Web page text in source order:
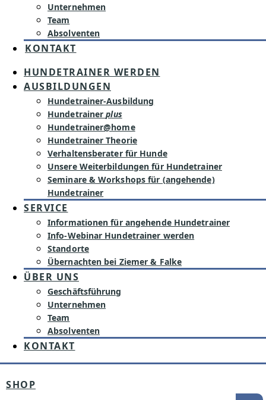
Unternehmen
Team
Absolventen
KONTAKT
HUNDETRAINER WERDEN
AUSBILDUNGEN
Hundetrainer-Ausbildung
Hundetrainerplus
Hundetrainer@home
Hundetrainer Theorie
Verhaltensberater für Hunde
Unsere Weiterbildungen für Hundetrainer
Seminare & Workshops für (angehende)
Hundetrainer
SERVICE
Informationen für angehende Hundetrainer
Info-Webinar Hundetrainer werden
Standorte
Übernachten bei Ziemer & Falke
ÜBER UNS
Geschäftsführung
Unternehmen
Team
Absolventen
KONTAKT
SHOP